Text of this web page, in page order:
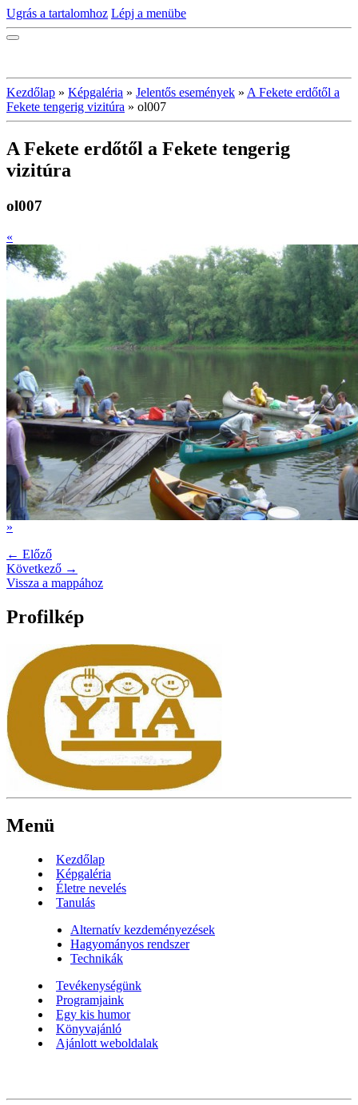
Ugrás a tartalomhoz Lépj a menübe
Kezdőlap » Képgaléria » Jelentős események » A Fekete erdőtől a
Fekete tengerig vizitúra » ol007
A Fekete erdőtől a Fekete tengerig
vizitúra
ol007
«
»
← Előző
Következő →
Vissza a mappához
Profilkép
Menü
Kezdőlap
Képgaléria
Életre nevelés
Tanulás
Alternatív kezdeményezések
Hagyományos rendszer
Technikák
Tevékenységünk
Programjaink
Egy kis humor
Könyvajánló
Ajánlott weboldalak